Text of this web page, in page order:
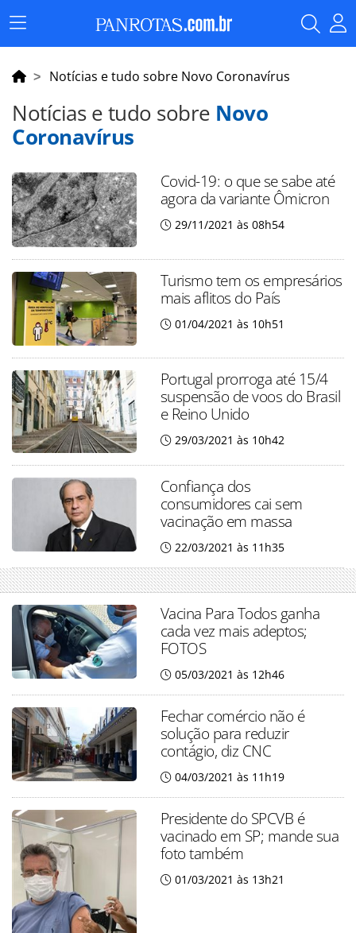
Menu
Principal
Notícias e tudo sobre Novo Coronavírus
Notícias e tudo sobre Novo
Coronavírus
Covid-19: o que se sabe até
agora da variante Ômicron
29/11/2021 às 08h54
Turismo tem os empresários
mais aflitos do País
01/04/2021 às 10h51
Portugal prorroga até 15/4
suspensão de voos do Brasil
e Reino Unido
29/03/2021 às 10h42
Confiança dos
consumidores cai sem
vacinação em massa
22/03/2021 às 11h35
Vacina Para Todos ganha
cada vez mais adeptos;
FOTOS
05/03/2021 às 12h46
Fechar comércio não é
solução para reduzir
contágio, diz CNC
04/03/2021 às 11h19
Presidente do SPCVB é
vacinado em SP; mande sua
foto também
01/03/2021 às 13h21